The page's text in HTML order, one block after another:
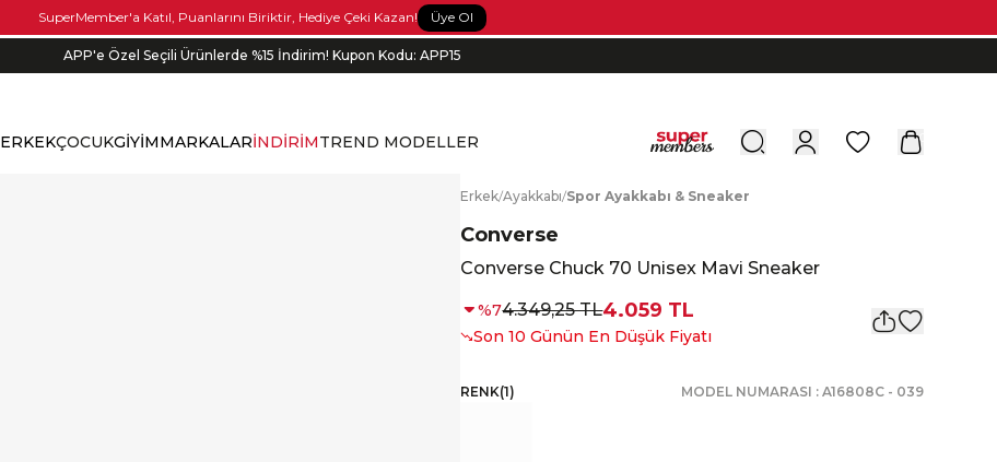
SuperMember'a Katıl, Puanlarını Biriktir, Hediye Çeki Kazan! Üye Ol
APP'e Özel Seçili Ürünlerde %15 İndirim! Kupon Kodu: APP15
ERKEKÇOCUKGİYİMMARKALARİNDİRİMTREND MODELLER 0
Erkek/Ayakkabı/Spor Ayakkabı & Sneaker
Converse
Converse Chuck 70 Unisex Mavi Sneaker
%74.349,25 TL4.059 TL
Son 10 Günün En Düşük Fiyatı
RENK(1) MODEL NUMARASI : A16808C- 039